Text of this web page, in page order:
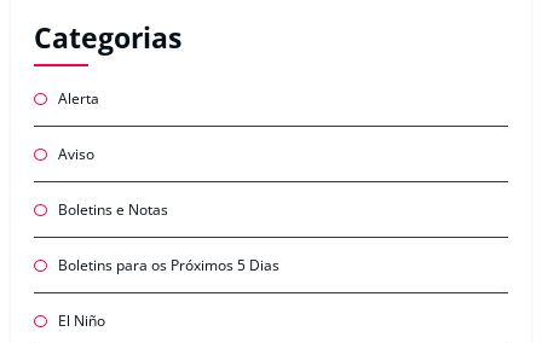
Categorias
Alerta
Aviso
Boletins e Notas
Boletins para os Próximos 5 Dias
El Niño